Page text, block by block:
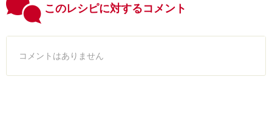
このレシピに対するコメント
コメントはありません